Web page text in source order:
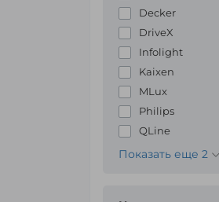
Decker
DriveX
Infolight
Kaixen
MLux
Philips
QLine
Показать еще 2